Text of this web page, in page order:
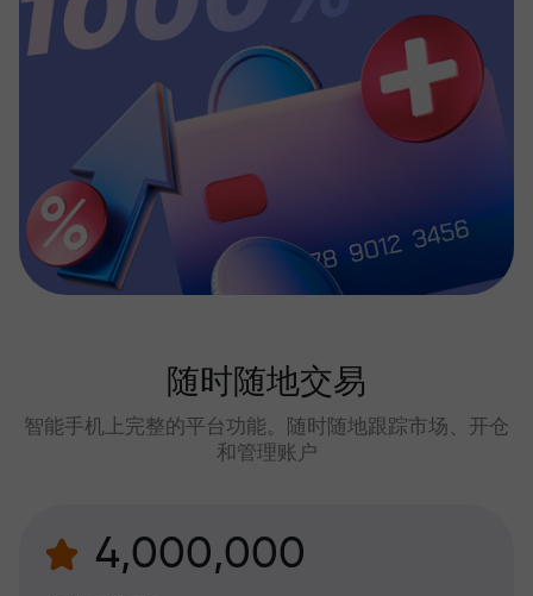
随时随地交易
智能手机上完整的平台功能。随时随地跟踪市场、开仓
和管理账户
4,000,000